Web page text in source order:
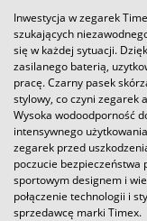
Inwestycja w zegarek
szukających
się w każdej sytuacji.
zasilanego baterią,
pracę. Czarny pasek
stylowy, co czyni zegarek
Wysoka wodoodporność
intensywnego
zegarek przed
poczucie bezpieczeństwa
sportowym designem i
połączenie technologii i
sprzedawcę marki Timex.